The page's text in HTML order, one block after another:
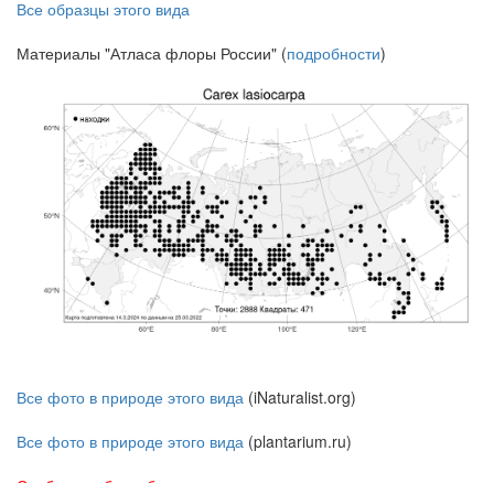
Все образцы этого вида
Материалы "Атласа флоры России" (подробности)
Все фото в природе этого вида (iNaturalist.org)
Все фото в природе этого вида (plantarium.ru)